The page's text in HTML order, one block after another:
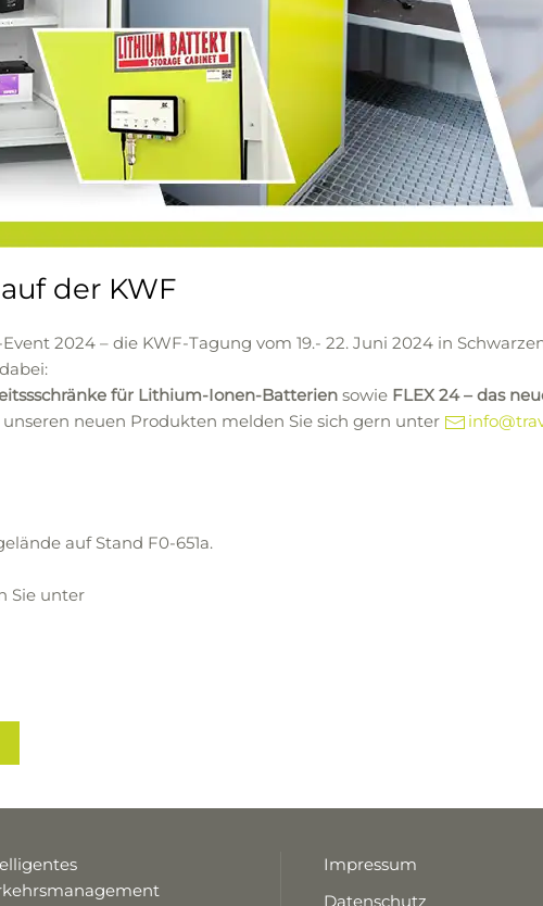
der KWF
2024 – die KWF-Tagung vom 19.- 22. Juni 2024 in
dabei:
für Lithium-Ionen-Batterien sowie FLEX 24 – das
neuen Produkten melden Sie sich gern unter
auf Stand F0-651a.
Sie unter
Impressum
Datenschutz